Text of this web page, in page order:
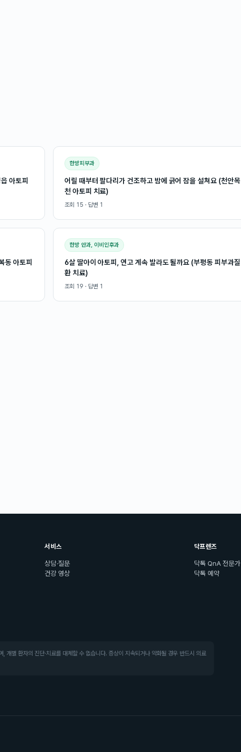
아토피
한방피부과
어릴 때부터 팔다리가 건조하고 밤에 긁어 잠을 설쳐요 (천안목
천 아토피 치료)
조회 15 · 답변 1
동 아토피
한방 안과, 이비인후과
6살 딸아이 아토피, 연고 계속 발라도 될까요 (부평동 피부과질
환 치료)
조회 19 · 답변 1
서비스
상담·질문
건강 영상
닥프렌즈
닥톡 QnA 전문가
닥톡 예약
, 개별 환자의 진단·치료를 대체할 수 없습니다. 증상이 지속되거나 악화될 경우 반드시 의료